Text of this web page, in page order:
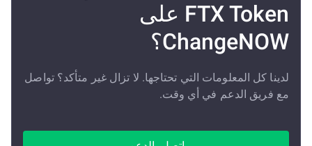
FTX Token على
ChangeNOW؟
لدينا كل المعلومات التي تحتاجها. لا تزال غير متأكد؟ تواصل
مع فريق الدعم في أي وقت.